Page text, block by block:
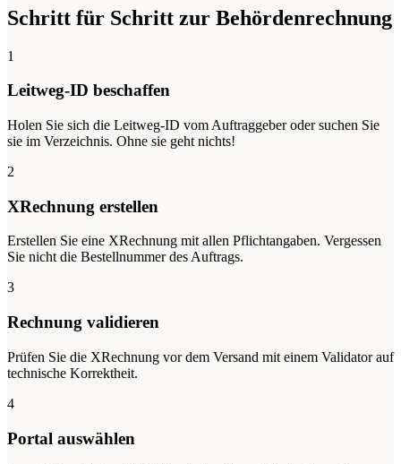
Schritt für Schritt zur Behördenrechnung
1
Leitweg-ID beschaffen
Holen Sie sich die Leitweg-ID vom Auftraggeber oder suchen Sie
sie im Verzeichnis. Ohne sie geht nichts!
2
XRechnung erstellen
Erstellen Sie eine XRechnung mit allen Pflichtangaben. Vergessen
Sie nicht die Bestellnummer des Auftrags.
3
Rechnung validieren
Prüfen Sie die XRechnung vor dem Versand mit einem Validator auf
technische Korrektheit.
4
Portal auswählen